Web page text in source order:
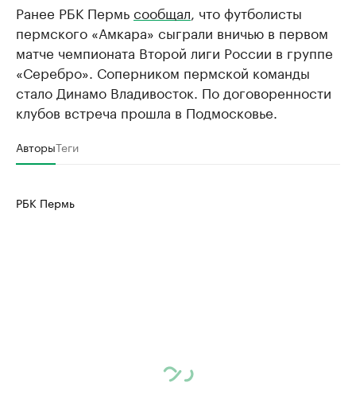
Ранее РБК Пермьсообщал , что футболисты
пермского «Амкара» сыграли вничью в первом
матче чемпионата Второй лиги России в группе
«Серебро». Соперником пермской команды
стало Динамо Владивосток. По договоренности
клубов встреча прошла в Подмосковье.
АвторыТеги
РБК Пермь